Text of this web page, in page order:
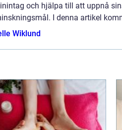
och hjälpa till att uppnå
I denna artikel
Wiklund